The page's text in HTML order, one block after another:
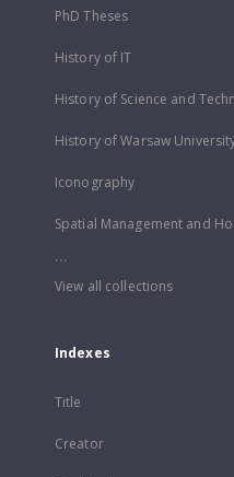
PhD Theses
History of IT
History of Science and
History of Warsaw
Iconography
Spatial Management and
...
View all collections
Indexes
Title
Creator